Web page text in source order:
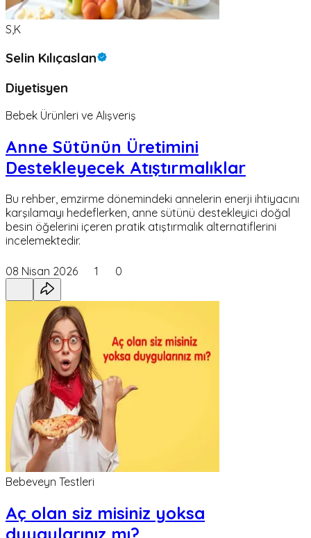
S,K
Selin Kılıçaslan
Diyetisyen
Bebek Ürünleri ve Alışveriş
Anne Sütünün Üretimini
Destekleyecek Atıştırmalıklar
Bu rehber, emzirme dönemindeki annelerin enerji ihtiyacını
karşılamayı hedeflerken, anne sütünü destekleyici doğal
besin öğelerini içeren pratik atıştırmalık alternatiflerini
incelemektedir.
08 Nisan 2026 1 0
Bebeveyn Testleri
Aç olan siz misiniz yoksa
duygularınız mı?